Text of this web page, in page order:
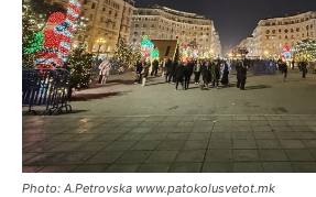
Photo: A.Petrovska www.patokolusvetot.mk